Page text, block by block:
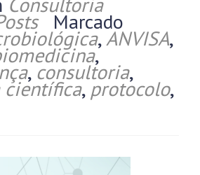
Marcado
,ANVISA,
,
, consultoria,
científica,protocolo,